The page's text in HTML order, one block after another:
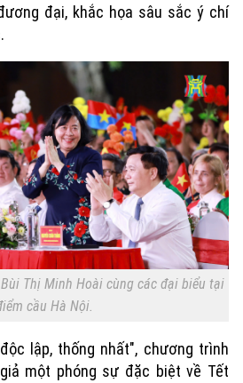
đại, khắc họa sâu sắc ý chí
Thị Minh Hoài cùng các đại biểu tại
cầu Hà Nội.
lập, thống nhất", chương trình
một phóng sự đặc biệt về Tết